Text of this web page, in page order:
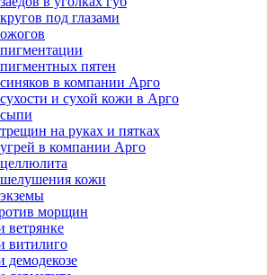
под глазами
пятен
в компании Арго
и сухой кожи в Арго
на руках и пятках
в компании Арго
кожи
морщин
ветрянке
витилиго
демодекозе